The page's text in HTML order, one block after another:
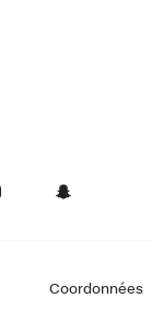
Coordonnées